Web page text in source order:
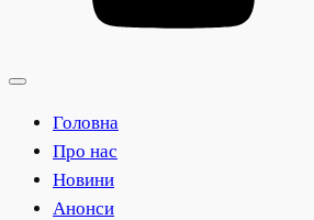
Головна
Про нас
Новини
Анонси